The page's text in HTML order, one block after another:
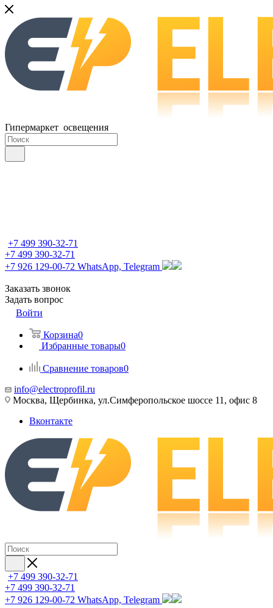
Гипермаркет освещения
+7 499 390-32-71
+7 499 390-32-71
+7 926 129-00-72 WhatsApp, Telegram
Заказать звонок
Задать вопрос
Войти
Корзина0
Избранные товары0
Сравнение товаров0
info@electroprofil.ru
Москва, Щербинка, ул.Симферопольское шоссе 11, офис 8
Вконтакте
+7 499 390-32-71
+7 499 390-32-71
+7 926 129-00-72 WhatsApp, Telegram